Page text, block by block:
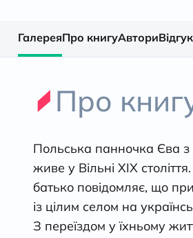
ГалереяПро книгуАвтори
Про
Польська панночка Єва з
живе у Вільні ХІХ
батько повідомляє, що
із цілим селом на
З переїздом у їхньому